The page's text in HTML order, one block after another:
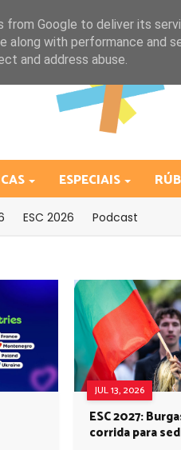
ESPECIAIS
ESC 2026 Podcast
JUL 13, 2026
ESC 2027:
corrida para
from Google to deliver its
along with performance and
and address abuse.